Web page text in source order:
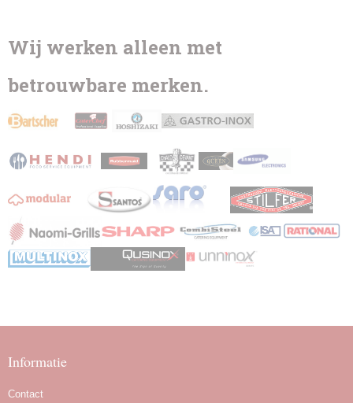
Wij werken alleen met
betrouwbare merken.
Informatie
Contact